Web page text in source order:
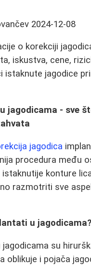
2024-12-08
o korekciji
iskustva, cene,
istaknute jagodice
jagodicama - sve
jagodica
procedura među
konture
razmotriti sve
u jagodicama?
jagodicama su
oblikuje i pojača